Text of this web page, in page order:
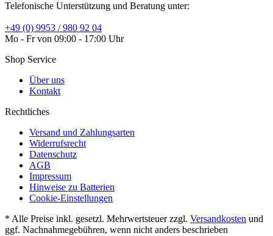
Telefonische Unterstützung und Beratung unter:
+49 (0) 9953 / 980 92 04
Mo - Fr von 09:00 - 17:00 Uhr
Shop Service
Über uns
Kontakt
Rechtliches
Versand und Zahlungsarten
Widerrufsrecht
Datenschutz
AGB
Impressum
Hinweise zu Batterien
Cookie-Einstellungen
* Alle Preise inkl. gesetzl. Mehrwertsteuer zzgl. Versandkosten und
ggf. Nachnahmegebühren, wenn nicht anders beschrieben